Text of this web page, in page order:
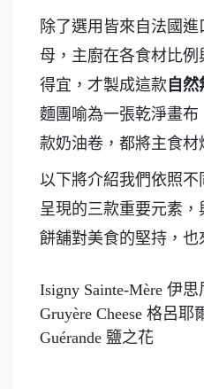
除了選用皆來自法國
母，主廚在各食材比
得宜，才製成這款 自
麵團喻為一張乾淨畫
款奶油卷，都將主食材
以下將介紹我們依照
呈現的三款重要元素
餅舖對美食的堅持，也
Isigny Sainte-Mère 伊思
Gruyère Cheese 格呂耶
Guérande 鹽之花